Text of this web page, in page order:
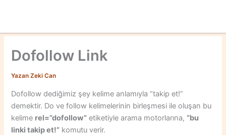
Dofollow Link
Yazan Zeki Can
Dofollow dediğimiz şey kelime anlamıyla “takip et!”
demektir. Do ve follow kelimelerinin birleşmesi ile oluşan bu
kelime rel=”dofollow” etiketiyle arama motorlarına, “bu
linki takip et!” komutu verir.